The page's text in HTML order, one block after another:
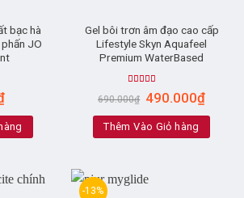
bạc hà
JO
Gel bôi trơn âm đạo cao cấp
Lifestyle Skyn Aquafeel
Premium WaterBased
Rated5.00
out of 5
690.000₫ 490.000₫
Thêm Vào Giỏ hàng
-13%